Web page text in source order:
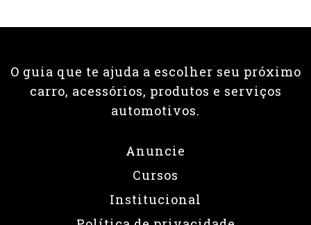
O guia que te ajuda a escolher seu próximo
carro, acessórios, produtos e serviços
automotivos.
Anuncie
Cursos
Institucional